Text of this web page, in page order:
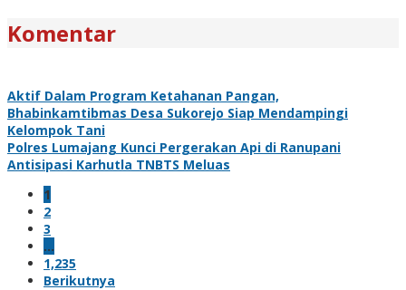
Komentar
Aktif Dalam Program Ketahanan Pangan,
Bhabinkamtibmas Desa Sukorejo Siap Mendampingi
Kelompok Tani
Polres Lumajang Kunci Pergerakan Api di Ranupani
Antisipasi Karhutla TNBTS Meluas
1
2
3
…
1,235
Berikutnya